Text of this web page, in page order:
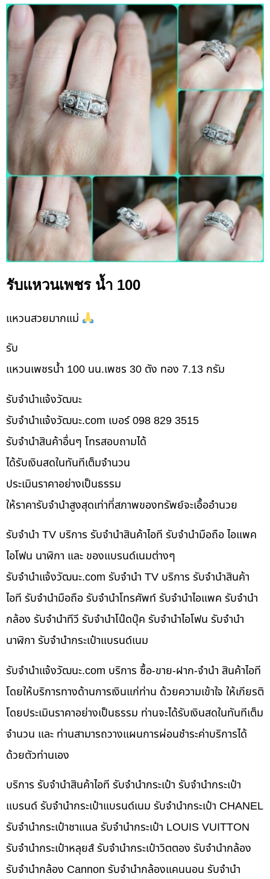
รับแหวนเพชร น้ำ 100
แหวนสวยมากแม่
รับ
แหวนเพชรน้ำ 100 นน.เพชร 30 ตัง ทอง 7.13 กรัม
รับจํานําแจ้งวัฒนะ
รับจํานําแจ้งวัฒนะ.com เบอร์ 098 829 3515
รับจำนำสินค้าอื่นๆ โทรสอบถามได้
ได้รับเงินสดในทันทีเต็มจำนวน
ประเมินราคาอย่างเป็นธรรม
ให้ราคารับจำนำสูงสุดเท่าที่สภาพของทรัพย์จะเอื้ออำนวย
รับจำนำ TV บริการ รับจำนำสินค้าไอที รับจำนำมือถือ ไอแพค
ไอโฟน นาฬิกา และ ของแบรนด์เนมต่างๆ
รับจํานําแจ้งวัฒนะ.com รับจำนำ TV บริการ รับจำนำสินค้า
ไอที รับจำนำมือถือ รับจำนำโทรศัพท์ รับจำนำไอแพค รับจำนำ
กล้อง รับจำนำทีวี รับจำนำโน๊ดบุ๊ค รับจำนำไอโฟน รับจำนำ
นาฬิกา รับจำนำกระเป๋าแบรนด์เนม
รับจํานําแจ้งวัฒนะ.com บริการ ซื้อ-ขาย-ฝาก-จำนำ สินค้าไอที
โดยให้บริการทางด้านการเงินแก่ท่าน ด้วยความเข้าใจ ให้เกียรติ
โดยประเมินราคาอย่างเป็นธรรม ท่านจะได้รับเงินสดในทันทีเต็ม
จำนวน และ ท่านสามารถวางแผนการผ่อนชำระค่าบริการได้
ด้วยตัวท่านเอง
บริการ รับจำนำสินค้าไอที รับจำนำกระเป๋า รับจำนำกระเป๋า
แบรนด์ รับจำนำกระเป๋าแบรนด์เนม รับจำนำกระเป๋า CHANEL
รับจำนำกระเป๋าชาแนล รับจำนำกระเป๋า LOUIS VUITTON
รับจำนำกระเป๋าหลุยส์ รับจำนำกระเป๋าวิตตอง รับจำนำกล้อง
รับจำนำกล้อง Cannon รับจำนำกล้องแคนนอน รับจำนำ